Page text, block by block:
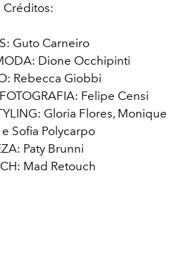
Créditos:
Guto Carneiro
Dione Occhipinti
Rebecca Giobbi
Felipe Censi
Gloria Flores, Monique
Sofia Polycarpo
Paty Brunni
Mad Retouch